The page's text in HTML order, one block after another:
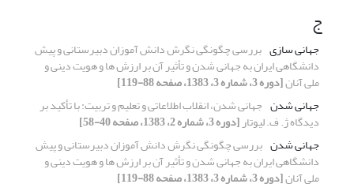
ج
جهانی سازی بررسی چگونگی نگرش دانش آموزان دبیرستانی و پیش
دانشگاهی ایران به جهانی شدن و تأثیر آن بر ارزش ها و هویت دینی و
ملی آنان[دوره 3، شماره 3، 1383، صفحه 88-119]
جهانی شدن جهانی شدن، انقلاب اطلاعاتی و تعلیم و تربیت: با تأکید بر
دیدگاه ژ. ف. لیوتار[دوره 3، شماره 2، 1383، صفحه 40-58]
جهانی شدن بررسی چگونگی نگرش دانش آموزان دبیرستانی و پیش
دانشگاهی ایران به جهانی شدن و تأثیر آن بر ارزش ها و هویت دینی و
ملی آنان[دوره 3، شماره 3، 1383، صفحه 88-119]